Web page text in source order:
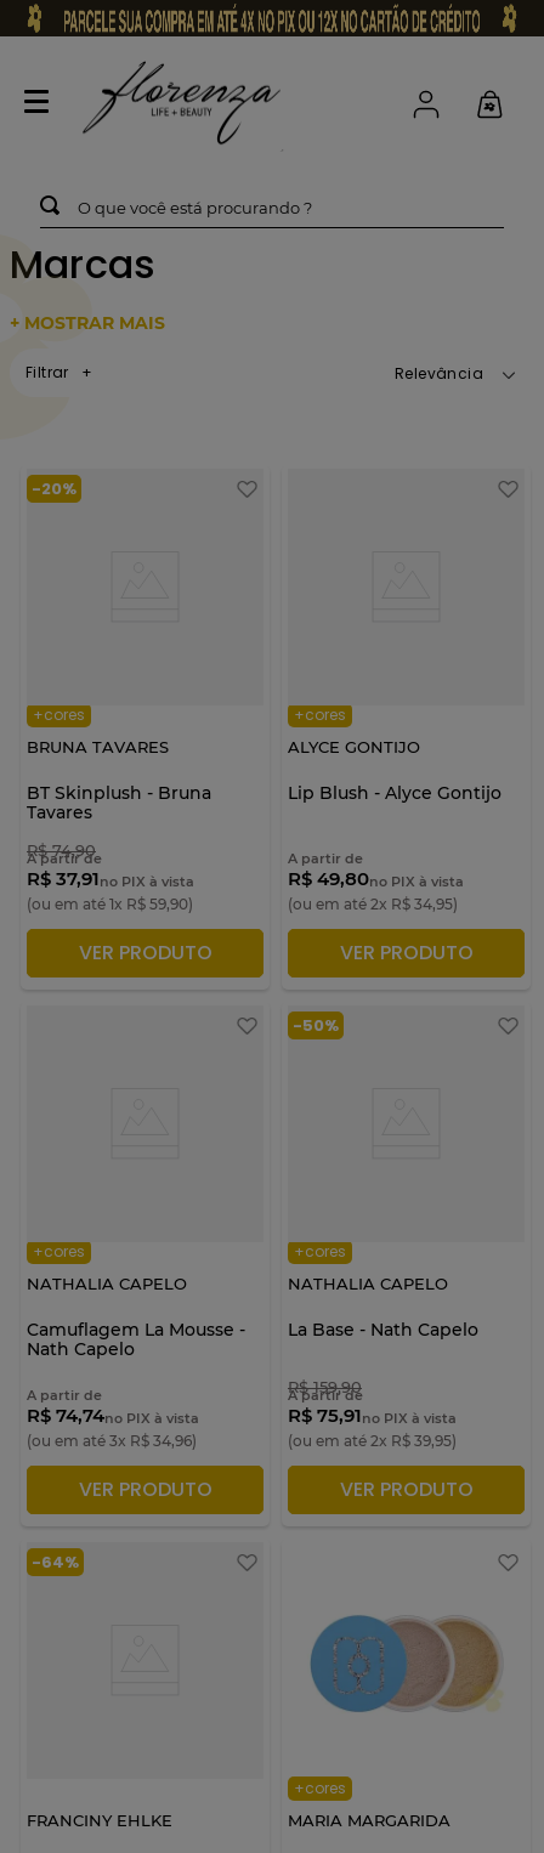
O que você está procurando ?
Marcas
+ MOSTRAR MAIS
Filtrar Relevância
-20%
+cores
BRUNA TAVARES
BT Skinplush - Bruna
Tavares
R$ 74,90
A partir de
R$ 37,91no PIX à vista
(ou em até 1x R$ 59,90)
ADICIONAR À SACOLA
VER PRODUTO
+cores
ALYCE GONTIJO
Lip Blush - Alyce Gontijo
A partir de
R$ 49,80no PIX à vista
(ou em até 2x R$ 34,95)
ADICIONAR À SACOLA
VER PRODUTO
+cores
NATHALIA CAPELO
Camuflagem La Mousse -
Nath Capelo
A partir de
R$ 74,74no PIX à vista
(ou em até 3x R$ 34,96)
ADICIONAR À SACOLA
VER PRODUTO
-50%
+cores
NATHALIA CAPELO
La Base - Nath Capelo
R$ 159,90
A partir de
R$ 75,91no PIX à vista
(ou em até 2x R$ 39,95)
ADICIONAR À SACOLA
VER PRODUTO
-64%
FRANCINY EHLKE
+cores
MARIA MARGARIDA